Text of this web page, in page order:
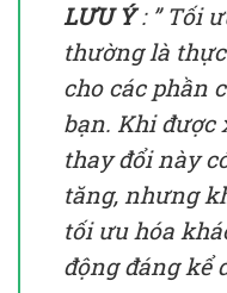
LƯU Ý: ” Tối
thường là
cho các phần
bạn. Khi được
thay đổi này
tăng, nhưng
tối ưu hóa
động đáng kể